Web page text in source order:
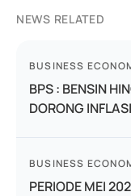
NEWS RELATED
BUSINESS
BPS : BENSIN
DORONG
BUSINESS
PERIODE MEI